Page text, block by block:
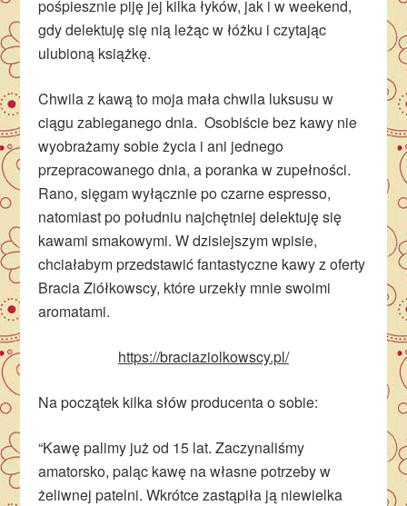
pośpiesznie piję jej kilka łyków, jak i w weekend,
gdy delektuję się nią leżąc w łóżku i czytając
ulubioną książkę.
Chwila z kawą to moja mała chwila luksusu w
ciągu zabieganego dnia. Osobiście bez kawy nie
wyobrażamy sobie życia i ani jednego
przepracowanego dnia, a poranka w zupełności.
Rano, sięgam wyłącznie po czarne espresso,
natomiast po południu najchętniej delektuję się
kawami smakowymi. W dzisiejszym wpisie,
chciałabym przedstawić fantastyczne kawy z oferty
Bracia Ziółkowscy, które urzekły mnie swoimi
aromatami.
https://braciaziolkowscy.pl/
Na początek kilka słów producenta o sobie:
“Kawę palimy już od 15 lat. Zaczynaliśmy
amatorsko, paląc kawę na własne potrzeby w
żeliwnej patelni. Wkrótce zastąpiła ją niewielka